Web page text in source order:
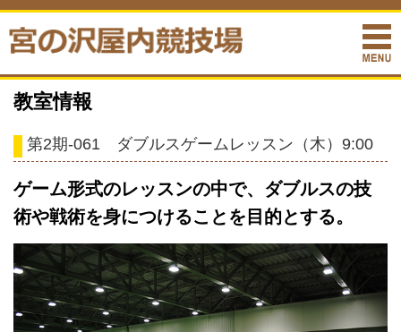
教室情報
第2期-061 ダブルスゲームレッスン（木）9:00
ゲーム形式のレッスンの中で、ダブルスの技
術や戦術を身につけることを目的とする。